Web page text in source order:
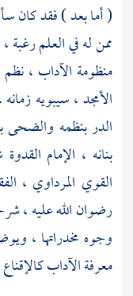
( أما بعد ) فقد كان
ممن له في العلم
منظومة الآداب ، نظم
الأمجد ، سيبويه
الدر بنظمه والضحى
بنانه ، الإمام
القوي المرداوي ،
رضوان الله عليه ،
وجوه مخدراتها ،
معرفة الآداب